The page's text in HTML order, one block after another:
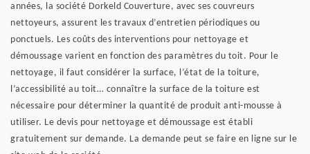
années, la société Dorkeld Couverture, avec ses couvreurs
nettoyeurs, assurent les travaux d’entretien périodiques ou
ponctuels. Les coûts des interventions pour nettoyage et
démoussage varient en fonction des paramètres du toit. Pour le
nettoyage, il faut considérer la surface, l’état de la toiture,
l’accessibilité au toit… connaître la surface de la toiture est
nécessaire pour déterminer la quantité de produit anti-mousse à
utiliser. Le devis pour nettoyage et démoussage est établi
gratuitement sur demande. La demande peut se faire en ligne sur le